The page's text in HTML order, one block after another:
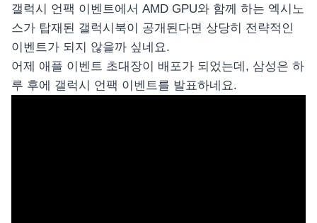
갤럭시 언팩 이벤트에서 AMD GPU와 함께 하는 엑시노
스가 탑재된 갤럭시북이 공개된다면 상당히 전략적인
이벤트가 되지 않을까 싶네요.
어제 애플 이벤트 초대장이 배포가 되었는데, 삼성은 하
루 후에 갤럭시 언팩 이벤트를 발표하네요.